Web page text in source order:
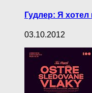
Гудлер: Я хотел
03.10.2012